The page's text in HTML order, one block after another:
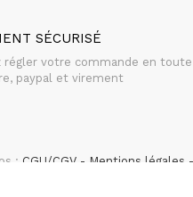
SÉCURISÉ
régler votre commande en
paypal et virement
: CGU/CGV Mentions légales